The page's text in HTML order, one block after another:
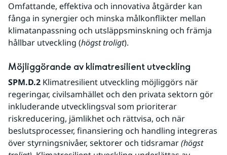
Omfattande, effektiva och innovativa åtgärder kan
fånga in synergier och minska målkonflikter mellan
klimatanpassning och utsläppsminskning och främja
hållbar utveckling (högst troligt).
Möjliggörande av klimatresilient utveckling
SPM.D.2 Klimatresilient utveckling möjliggörs när
regeringar, civilsamhället och den privata sektorn gör
inkluderande utvecklingsval som prioriterar
riskreducering, jämlikhet och rättvisa, och när
beslutsprocesser, finansiering och handling integreras
över styrningsnivåer, sektorer och tidsramar (högst